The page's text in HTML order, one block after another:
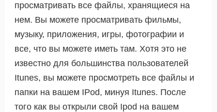
просматривать все файлы, хранящиеся на
нем. Вы можете просматривать фильмы,
музыку, приложения, игры, фотографии и
все, что вы можете иметь там. Хотя это не
известно для большинства пользователей
Itunes, вы можете просмотреть все файлы и
папки на вашем IPod, минуя Itunes. После
того как вы открыли свой Ipod на вашем